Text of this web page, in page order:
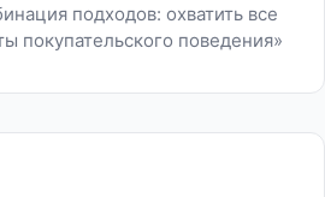
подходов: охватить все
покупательского поведения»